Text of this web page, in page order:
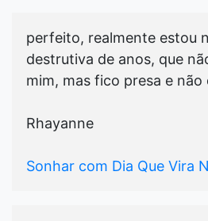
perfeito, realmente estou
destrutiva de anos, que
mim, mas fico presa e não
Rhayanne
Sonhar com Dia Que Vira